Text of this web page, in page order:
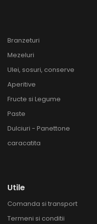
Branzeturi
Mezeluri
Ulei, sosuri, conserve
Aperitive
Fructe si Legume
Paste
Dulciuri - Panettone
caracatita
Utile
Comanda si transport
Termeni si conditii